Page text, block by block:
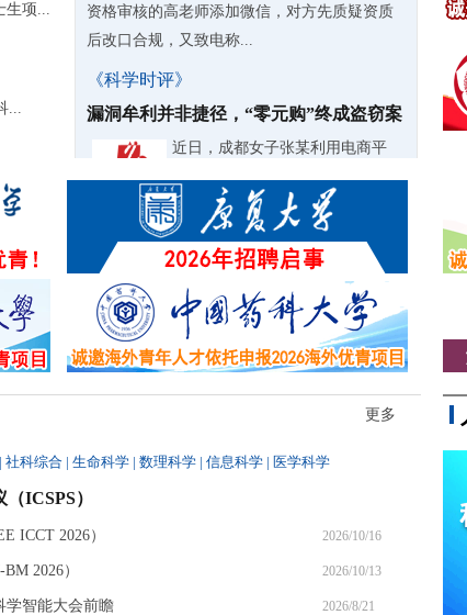
生项...
...
资格审核的高老师添加微信，对方先质疑资质
后改口合规，又致电称...
《科学时评》
漏洞牟利并非捷径，“零元购”终成盗窃案
近日，成都女子张某利用电商平
台“以旧换新”活动漏洞，不花一分
钱“零元购”三千余台家电，不仅自
用还大肆转卖牟利，甚至拉拢亲友、前同事共
同参与，最终因涉嫌...
更多
| 社科综合 | 生命科学 | 数理科学 | 信息科学 | 医学科学
ICSPS）
ICCT 2026） 2026/10/16
2026） 2026/10/13
学智能大会前瞻 2026/8/21